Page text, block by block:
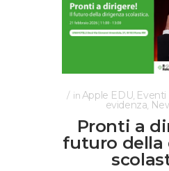
inApple EDU Eventi
evidenza
Pronti a
futuro della